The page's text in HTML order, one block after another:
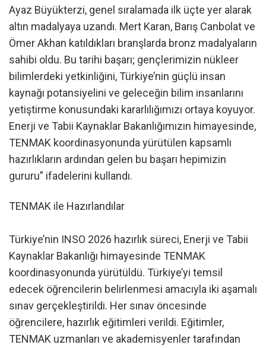
Ayaz Büyükterzi, genel sıralamada ilk üçte yer alarak
altın madalyaya uzandı. Mert Karan, Barış Canbolat ve
Ömer Akhan katıldıkları branşlarda bronz madalyaların
sahibi oldu. Bu tarihi başarı; gençlerimizin nükleer
bilimlerdeki yetkinliğini, Türkiye’nin güçlü insan
kaynağı potansiyelini ve geleceğin bilim insanlarını
yetiştirme konusundaki kararlılığımızı ortaya koyuyor.
Enerji ve Tabii Kaynaklar Bakanlığımızın himayesinde,
TENMAK koordinasyonunda yürütülen kapsamlı
hazırlıkların ardından gelen bu başarı hepimizin
gururu” ifadelerini kullandı.
TENMAK ile Hazırlandılar
Türkiye’nin INSO 2026 hazırlık süreci, Enerji ve Tabii
Kaynaklar Bakanlığı himayesinde TENMAK
koordinasyonunda yürütüldü. Türkiye’yi temsil
edecek öğrencilerin belirlenmesi amacıyla iki aşamalı
sınav gerçekleştirildi. Her sınav öncesinde
öğrencilere, hazırlık eğitimleri verildi. Eğitimler,
TENMAK uzmanları ve akademisyenler tarafından